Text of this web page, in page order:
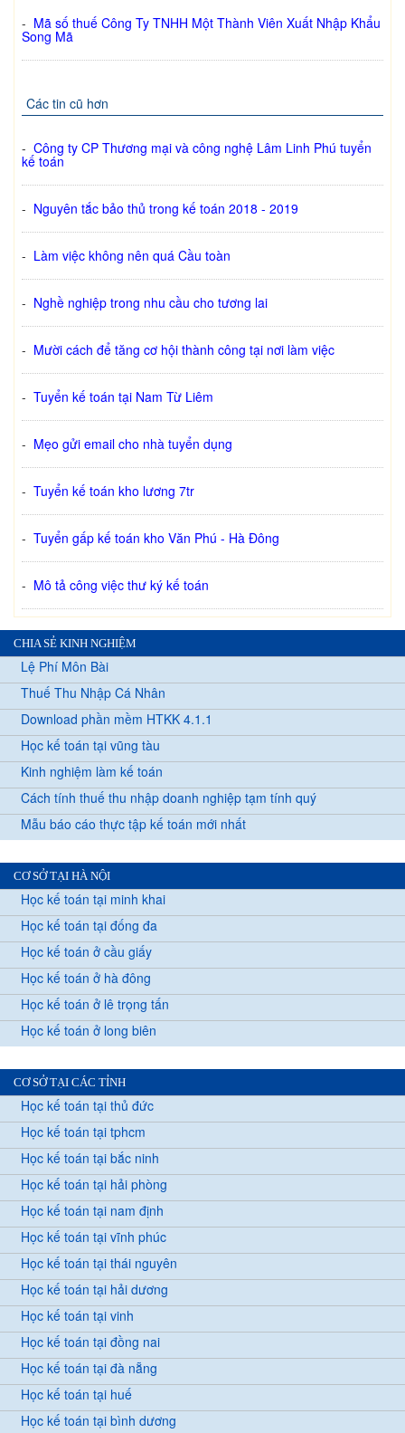
- Mã số thuế Công Ty TNHH Một Thành Viên Xuất Nhập Khẩu
Song Mã
Các tin cũ hơn
- Công ty CP Thương mại và công nghệ Lâm Linh Phú tuyển
kế toán
- Nguyên tắc bảo thủ trong kế toán 2018 - 2019
- Làm việc không nên quá Cầu toàn
- Nghề nghiệp trong nhu cầu cho tương lai
- Mười cách để tăng cơ hội thành công tại nơi làm việc
- Tuyển kế toán tại Nam Từ Liêm
- Mẹo gửi email cho nhà tuyển dụng
- Tuyển kế toán kho lương 7tr
- Tuyển gấp kế toán kho Văn Phú - Hà Đông
- Mô tả công việc thư ký kế toán
CHIA SẺ KINH NGHIỆM
Lệ Phí Môn Bài
Thuế Thu Nhập Cá Nhân
Download phần mềm HTKK 4.1.1
Học kế toán tại vũng tàu
Kinh nghiệm làm kế toán
Cách tính thuế thu nhập doanh nghiệp tạm tính quý
Mẫu báo cáo thực tập kế toán mới nhất
CƠ SỞ TẠI HÀ NỘI
Học kế toán tại minh khai
Học kế toán tại đống đa
Học kế toán ở cầu giấy
Học kế toán ở hà đông
Học kế toán ở lê trọng tấn
Học kế toán ở long biên
CƠ SỞ TẠI CÁC TỈNH
Học kế toán tại thủ đức
Học kế toán tại tphcm
Học kế toán tại bắc ninh
Học kế toán tại hải phòng
Học kế toán tại nam định
Học kế toán tại vĩnh phúc
Học kế toán tại thái nguyên
Học kế toán tại hải dương
Học kế toán tại vinh
Học kế toán tại đồng nai
Học kế toán tại đà nẵng
Học kế toán tại huế
Học kế toán tại bình dương